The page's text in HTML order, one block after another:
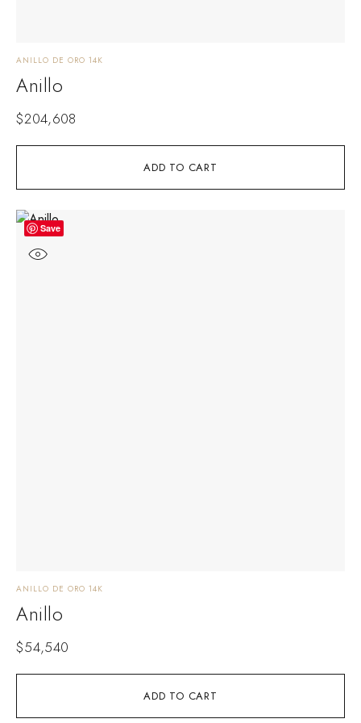
ADD TO CART
ANILLO DE ORO 14K
Anillo
$204,608
Save
ADD TO CART
ANILLO DE ORO 14K
Anillo
$54,540